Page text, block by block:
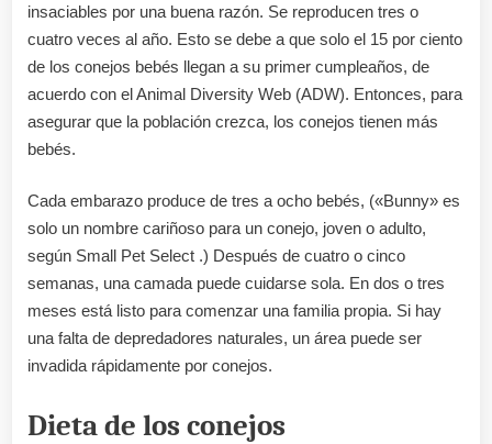
insaciables por una buena razón. Se reproducen tres o
cuatro veces al año. Esto se debe a que solo el 15 por ciento
de los conejos bebés llegan a su primer cumpleaños, de
acuerdo con el Animal Diversity Web (ADW). Entonces, para
asegurar que la población crezca, los conejos tienen más
bebés.
Cada embarazo produce de tres a ocho bebés, («Bunny» es
solo un nombre cariñoso para un conejo, joven o adulto,
según Small Pet Select .) Después de cuatro o cinco
semanas, una camada puede cuidarse sola. En dos o tres
meses está listo para comenzar una familia propia. Si hay
una falta de depredadores naturales, un área puede ser
invadida rápidamente por conejos.
Dieta de los conejos